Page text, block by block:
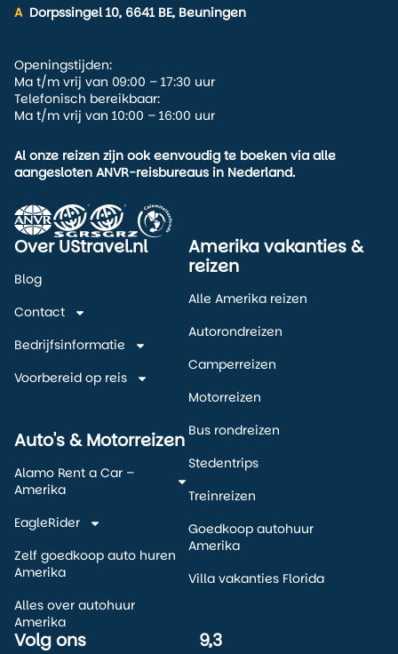
samen te stellen die past bij
A Dorpssingel 10, 6641 BE, Beuningen
Openingstijden:
Ma t/m vrij van 09:00 – 17:30 uur
Telefonisch bereikbaar:
Ma t/m vrij van 10:00 – 16:00 uur
Al onze reizen zijn ook eenvoudig te boeken via alle
aangesloten ANVR-reisbureaus in Nederland.
Over UStravel.nl
Blog
Contact
Bedrijfsinformatie
Voorbereid op reis
Auto's & Motorreizen
Alamo Rent a Car –
Amerika
EagleRider
Zelf goedkoop auto huren
Amerika
Alles over autohuur
Amerika
Amerika vakanties &
reizen
Alle Amerika reizen
Autorondreizen
Camperreizen
Motorreizen
Bus rondreizen
Stedentrips
Treinreizen
Goedkoop autohuur
Amerika
Villa vakanties Florida
Volg ons 9,3